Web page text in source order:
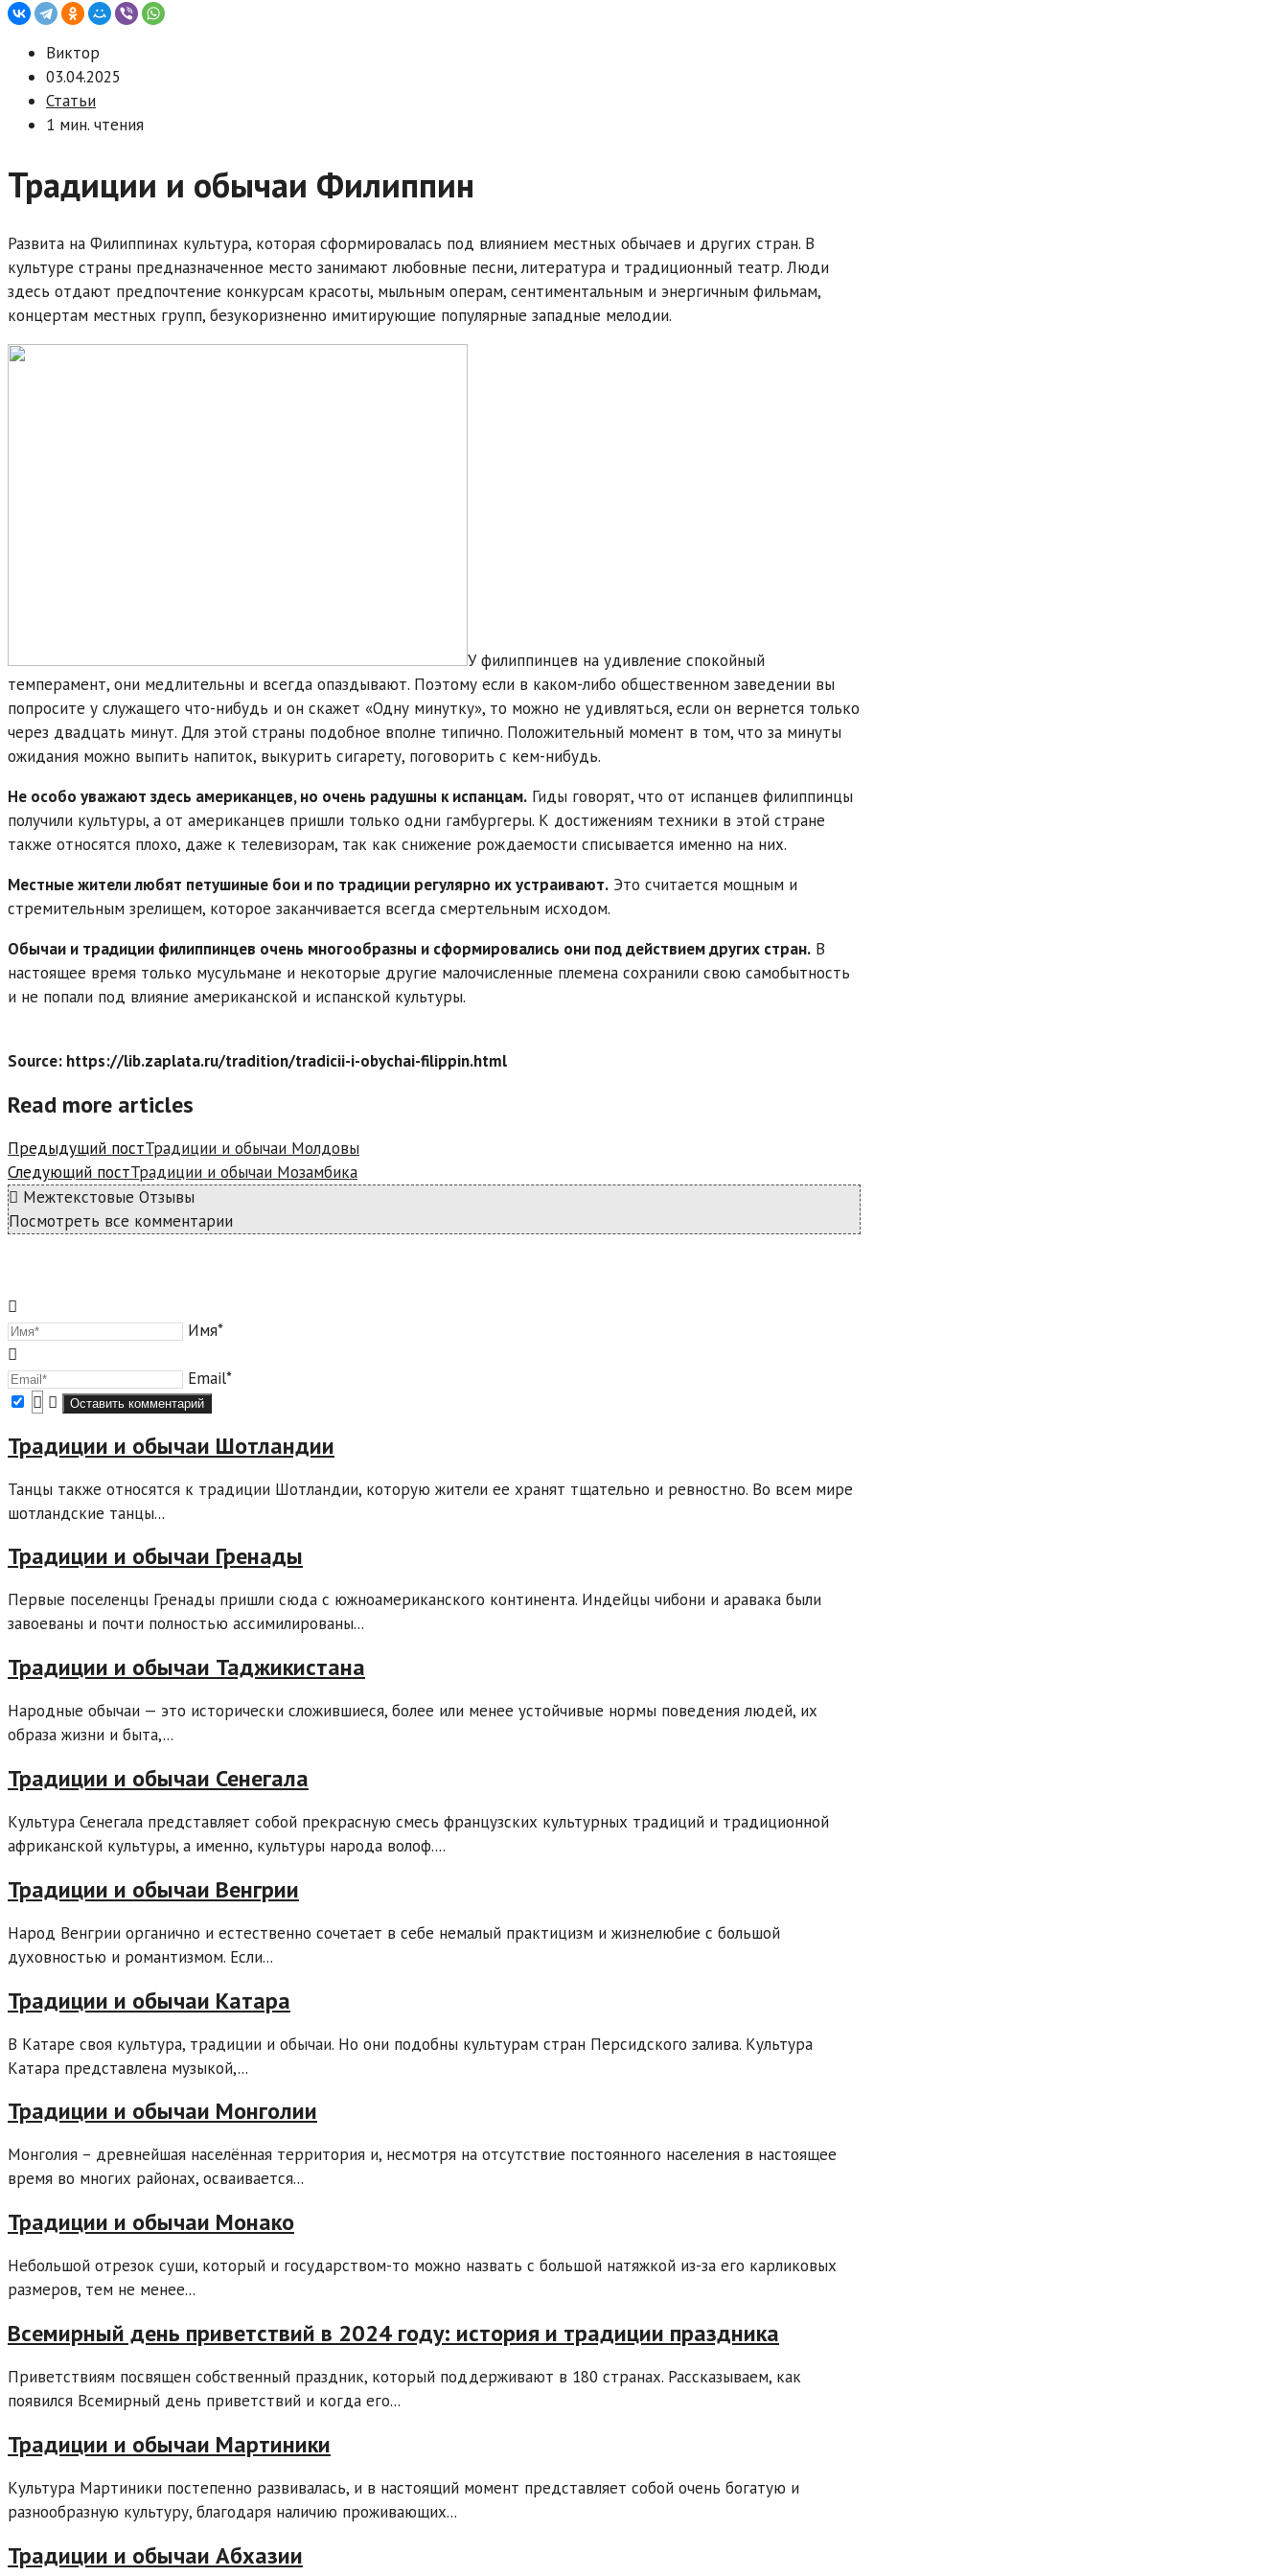
Виктор
03.04.2025
Статьи
1 мин. чтения
Традиции и обычаи Филиппин
Развита на Филиппинах культура, которая сформировалась под влиянием местных обычаев и других стран. В
культуре страны предназначенное место занимают любовные песни, литература и традиционный театр. Люди
здесь отдают предпочтение конкурсам красоты, мыльным операм, сентиментальным и энергичным фильмам,
концертам местных групп, безукоризненно имитирующие популярные западные мелодии.
У филиппинцев на удивление спокойный
темперамент, они медлительны и всегда опаздывают. Поэтому если в каком-либо общественном заведении вы
попросите у служащего что-нибудь и он скажет «Одну минутку», то можно не удивляться, если он вернется только
через двадцать минут. Для этой страны подобное вполне типично. Положительный момент в том, что за минуты
ожидания можно выпить напиток, выкурить сигарету, поговорить с кем-нибудь.
Не особо уважают здесь американцев, но очень радушны к испанцам. Гиды говорят, что от испанцев филиппинцы
получили культуры, а от американцев пришли только одни гамбургеры. К достижениям техники в этой стране
также относятся плохо, даже к телевизорам, так как снижение рождаемости списывается именно на них.
Местные жители любят петушиные бои и по традиции регулярно их устраивают. Это считается мощным и
стремительным зрелищем, которое заканчивается всегда смертельным исходом.
Обычаи и традиции филиппинцев очень многообразны и сформировались они под действием других стран. В
настоящее время только мусульмане и некоторые другие малочисленные племена сохранили свою самобытность
и не попали под влияние американской и испанской культуры.
Source: https://lib.zaplata.ru/tradition/tradicii-i-obychai-filippin.html
Read more articles
Предыдущий постТрадиции и обычаи Молдовы
Следующий постТрадиции и обычаи Мозамбика
Межтекстовые Отзывы
Посмотреть все комментарии
Имя*
Email*
Традиции и обычаи Шотландии
Танцы также относятся к традиции Шотландии, которую жители ее хранят тщательно и ревностно. Во всем мире
шотландские танцы...
Традиции и обычаи Гренады
Первые поселенцы Гренады пришли сюда с южноамериканского континента. Индейцы чибони и аравака были
завоеваны и почти полностью ассимилированы...
Традиции и обычаи Таджикистана
Народные обычаи — это исторически сложившиеся, более или менее устойчивые нормы поведения людей, их
образа жизни и быта,...
Традиции и обычаи Сенегала
Культура Сенегала представляет собой прекрасную смесь французских культурных традиций и традиционной
африканской культуры, а именно, культуры народа волоф....
Традиции и обычаи Венгрии
Народ Венгрии органично и естественно сочетает в себе немалый практицизм и жизнелюбие с большой
духовностью и романтизмом. Если...
Традиции и обычаи Катара
В Катаре своя культура, традиции и обычаи. Но они подобны культурам стран Персидского залива. Культура
Катара представлена музыкой,...
Традиции и обычаи Монголии
Монголия – древнейшая населённая территория и, несмотря на отсутствие постоянного населения в настоящее
время во многих районах, осваивается...
Традиции и обычаи Монако
Небольшой отрезок суши, который и государством-то можно назвать с большой натяжкой из-за его карликовых
размеров, тем не менее...
Всемирный день приветствий в 2024 году: история и традиции праздника
Приветствиям посвящен собственный праздник, который поддерживают в 180 странах. Рассказываем, как
появился Всемирный день приветствий и когда его...
Традиции и обычаи Мартиники
Культура Мартиники постепенно развивалась, и в настоящий момент представляет собой очень богатую и
разнообразную культуру, благодаря наличию проживающих...
Традиции и обычаи Абхазии